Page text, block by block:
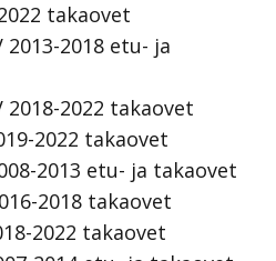
takaovet
2018 etu- ja
2022 takaovet
2022 takaovet
2013 etu- ja takaovet
2018 takaovet
2022 takaovet